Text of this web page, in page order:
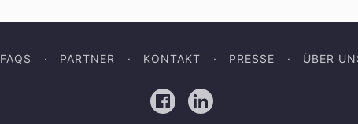
FAQS PARTNER KONTAKT PRESSE ÜBER
FacebookLinkedIn